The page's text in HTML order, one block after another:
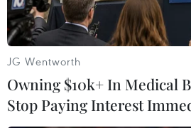
COP26).
JG Wentworth
Owning $10k+ In Medical
Stop Paying Interest